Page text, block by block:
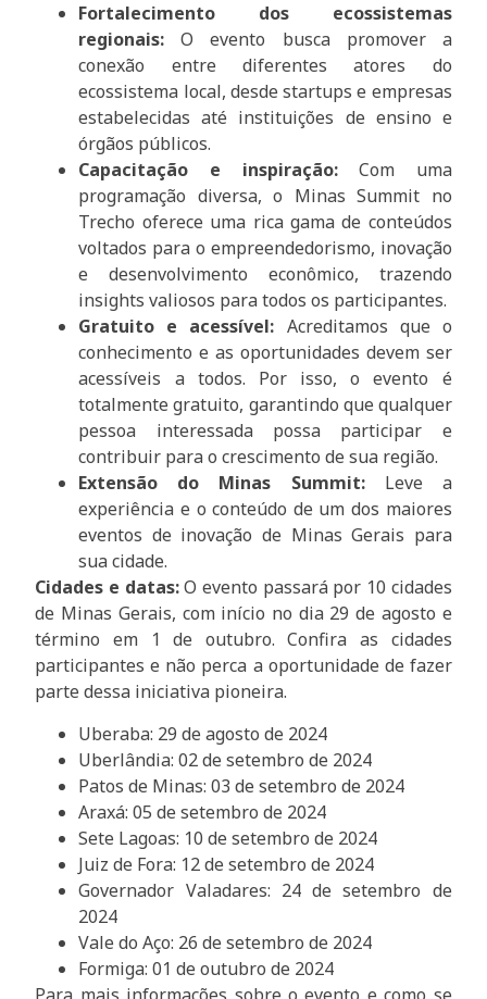
Fortalecimento dos ecossistemas
regionais:O evento busca promover a
conexão entre diferentes atores do
ecossistema local, desde startups e empresas
estabelecidas até instituições de ensino e
órgãos públicos.
Capacitação e inspiração:Com uma
programação diversa, o Minas Summit no
Trecho oferece uma rica gama de conteúdos
voltados para o empreendedorismo, inovação
e desenvolvimento econômico, trazendo
insights valiosos para todos os participantes.
Gratuito e acessível: Acreditamos que o
conhecimento e as oportunidades devem ser
acessíveis a todos. Por isso, o evento é
totalmente gratuito, garantindo que qualquer
pessoa interessada possa participar e
contribuir para o crescimento de sua região.
Extensão do Minas Summit: Leve a
experiência e o conteúdo de um dos maiores
eventos de inovação de Minas Gerais para
sua cidade.
Cidades e datas:O evento passará por 10 cidades
de Minas Gerais, com início no dia 29 de agosto e
término em 1 de outubro. Confira as cidades
participantes e não perca a oportunidade de fazer
parte dessa iniciativa pioneira.
Uberaba: 29 de agosto de 2024
Uberlândia: 02 de setembro de 2024
Patos de Minas: 03 de setembro de 2024
Araxá: 05 de setembro de 2024
Sete Lagoas: 10 de setembro de 2024
Juiz de Fora: 12 de setembro de 2024
Governador Valadares: 24 de setembro de
2024
Vale do Aço: 26 de setembro de 2024
Formiga: 01 de outubro de 2024